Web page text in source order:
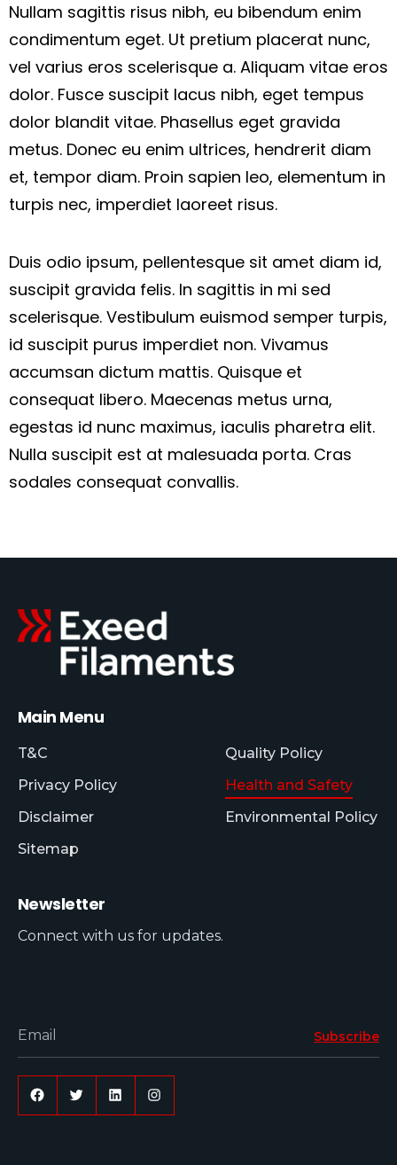
Nullam sagittis risus nibh, eu bibendum enim
condimentum eget. Ut pretium placerat nunc,
vel varius eros scelerisque a. Aliquam vitae eros
dolor. Fusce suscipit lacus nibh, eget tempus
dolor blandit vitae. Phasellus eget gravida
metus. Donec eu enim ultrices, hendrerit diam
et, tempor diam. Proin sapien leo, elementum in
turpis nec, imperdiet laoreet risus.
Duis odio ipsum, pellentesque sit amet diam id,
suscipit gravida felis. In sagittis in mi sed
scelerisque. Vestibulum euismod semper turpis,
id suscipit purus imperdiet non. Vivamus
accumsan dictum mattis. Quisque et
consequat libero. Maecenas metus urna,
egestas id nunc maximus, iaculis pharetra elit.
Nulla suscipit est at malesuada porta. Cras
sodales consequat convallis.
Main Menu
T&C
Privacy Policy
Disclaimer
Sitemap
Quality Policy
Health and Safety
Environmental Policy
Newsletter
Connect with us for updates.
Email Subscribe